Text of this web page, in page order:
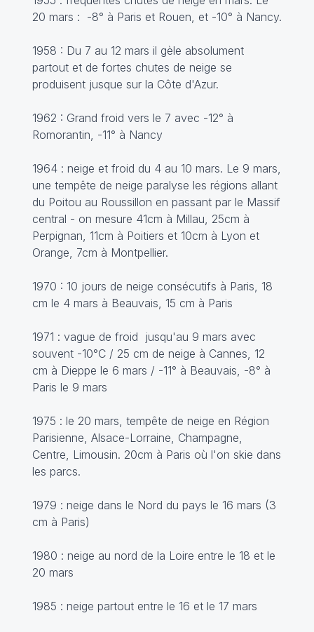
20 mars : -8° à Paris et Rouen, et -10° à Nancy.
1958 : Du 7 au 12 mars il gèle absolument
partout et de fortes chutes de neige se
produisent jusque sur la Côte d'Azur.
1962 : Grand froid vers le 7 avec -12° à
Romorantin, -11° à Nancy
1964 : neige et froid du 4 au 10 mars. Le 9 mars,
une tempête de neige paralyse les régions allant
du Poitou au Roussillon en passant par le Massif
central - on mesure 41cm à Millau, 25cm à
Perpignan, 11cm à Poitiers et 10cm à Lyon et
Orange, 7cm à Montpellier.
1970 : 10 jours de neige consécutifs à Paris, 18
cm le 4 mars à Beauvais, 15 cm à Paris
1971 : vague de froid jusqu'au 9 mars avec
souvent -10°C / 25 cm de neige à Cannes, 12
cm à Dieppe le 6 mars / -11° à Beauvais, -8° à
Paris le 9 mars
1975 : le 20 mars, tempête de neige en Région
Parisienne, Alsace-Lorraine, Champagne,
Centre, Limousin. 20cm à Paris où l'on skie dans
les parcs.
1979 : neige dans le Nord du pays le 16 mars (3
cm à Paris)
1980 : neige au nord de la Loire entre le 18 et le
20 mars
1985 : neige partout entre le 16 et le 17 mars